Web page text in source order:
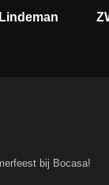
Lindeman
bij Bocasa!